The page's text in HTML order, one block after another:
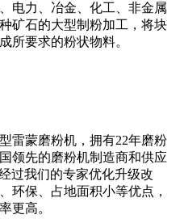
电力、冶金、化工、非金属
矿石的大型制粉加工，将块
所要求的粉状物料。
雷蒙磨粉机，拥有22年磨粉
领先的磨粉机制造商和供应
过我们的专家优化升级改
环保、占地面积小等优点，
更高。